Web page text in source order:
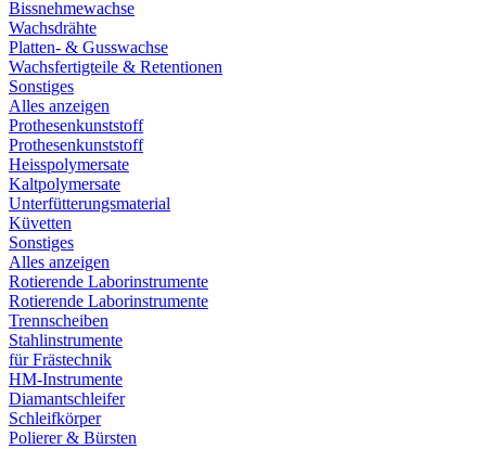
Bissnehmewachse
Wachsdrähte
Platten- & Gusswachse
Wachsfertigteile & Retentionen
Sonstiges
Alles anzeigen
Prothesenkunststoff
Prothesenkunststoff
Heisspolymersate
Kaltpolymersate
Unterfütterungsmaterial
Küvetten
Sonstiges
Alles anzeigen
Rotierende Laborinstrumente
Rotierende Laborinstrumente
Trennscheiben
Stahlinstrumente
für Frästechnik
HM-Instrumente
Diamantschleifer
Schleifkörper
Polierer & Bürsten